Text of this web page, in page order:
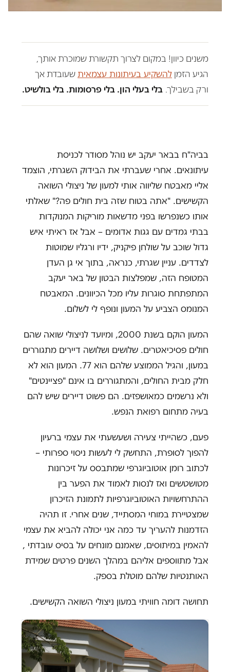
משנים כיוון! במקום לצרוך תקשורת שמוכרת אותך,
הגיע הזמן להשקיע בעיתונות עצמאיתשעובדת אך
ורק בשבילך. בלי בעלי הון. בלי פרסומות. בלי בולשיט.
בביה"ח בבאר יעקב יש נוהל מסודר לכניסת
עיתונאים. אחרי שעברתי את הבידוק השגרתי, הוצמד
אליי מאבטח שליווה אותי למעון של ניצולי השואה
הקשישים. "אתה בטוח שזה בית חולים פה?" שאלתי
אותו כשנפרשו בפני מדשאות מוריקות המנוקדות
בבתי גמדים עם גגות אדומים – אבל אז ראיתי איש
גדול שוכב על שולחן פיקניק, ידיו ורגליו שמוטות
לצדדים. עניין שגרתי, כנראה, בתוך אי גן העדן
המטופח הזה, שמפלצות הבטון של באר יעקב
המתפתחת סוגרות עליו מכל הכיוונים. המאבטח
המנומס הצביע על המעון ונופף לי לשלום.
המעון הוקם בשנת 2000, ומיועד לניצולי שואה שהם
חולים פסיכיאטרים. שלושים ושלושה דיירים מתגוררים
במעון, והגיל הממוצע שלהם הוא 77. המעון הוא לא
חלק מבית החולים, והמתגוררים בו אינם "פציינטים"
ולא נרשמים כמאושפזים. הם פשוט דיירים שיש להם
בעיה מתחום רפואת הנפש.
פעם, כשהייתי צעירה ושעשעתי את עצמי ברעיון
להפוך לסופרת, התחשק לי לעשות ניסוי ספרותי –
לכתוב רומן אוטוביוגרפי שמתבסס על זיכרונות
מטושטשים ואז לנסות לאמוד את הפער בין
ההתרחשויות האוטוביוגרפיות לתמונת הזיכרון
שמצטיירת במוחי המסתייד, שנים אחרי. זו תהיה
הזדמנות להעריך עד כמה אני יכולה להביא את עצמי
להאמין במיתוסים, שאמנם מונחים על בסיס עובדתי ,
אבל מתווספים אליהם במהלך השנים פרטים שמידת
האותנטיות שלהם מוטלת בספק.
תחושה דומה חוויתי במעון ניצולי השואה הקשישים.